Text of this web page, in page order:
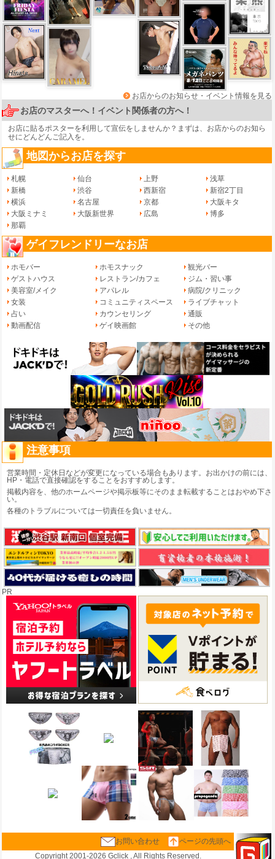
お店からのお知らせ・イベント情報を見る
お店のマスターへ！イベント関係者の方へ！
お店に貼るポスターを利用して宣伝をしませんか？まずは、 お店からのお知ら
せにどんどんご記入を。
地図からお店を探す
札幌 仙台 上野
浅草
新橋
渋谷 西新宿
新宿2丁目
横浜
名古屋 京都
大阪キタ
大阪ミナミ
大阪新世界 広島
博多
那覇
ゲイフレンドリーなお店
ホモバー ホモスナック
観光バー
ゲストハウス
レストラン/カフェ
ジム・習い事
美容室/メイク
アパレル
病院/クリニック
女装
コミュニティスペース
ライブチャット
占い
カウンセリング
通販
動画配信
ゲイ映画館 その他
注意事項
営業時間・定休日などが変更になっている場合もあります。お出かけの前には、
HP・電話で直接確認をすることをおすすめします。
掲載内容を、他のホームページや掲示板等にそのまま転載することはおやめ下さ
い。
各種のトラブルについては一切責任を負いません。
PR
お問い合わせ
ページの先頭へ
Copyright 2001-2026 Gclick , All Rights Reserved.